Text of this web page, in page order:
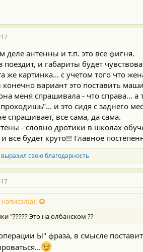
деле антенны и т.п. это все фигня.
поездит, и габариты будет
же картинка... с учетом того что
вариант это поставить
меня спрашивала - что справа... а
и это сидя с заднего
спрашивает, все сама, да сама.
- словно дротики в школах
все будет круто!!! Главное
свою благодарность
написал(а):
"????? Это на олбанском ??
Ы" фраза, в смысле